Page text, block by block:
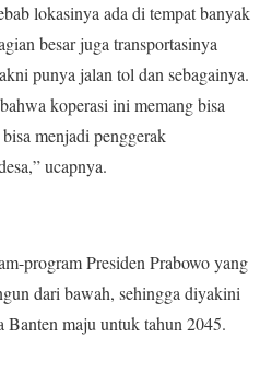
lokasinya ada di tempat banyak
besar juga transportasinya
punya jalan tol dan sebagainya.
koperasi ini memang bisa
menjadi penggerak
ucapnya.
program Presiden Prabowo yang
dari bawah, sehingga diyakini
Banten maju untuk tahun 2045.